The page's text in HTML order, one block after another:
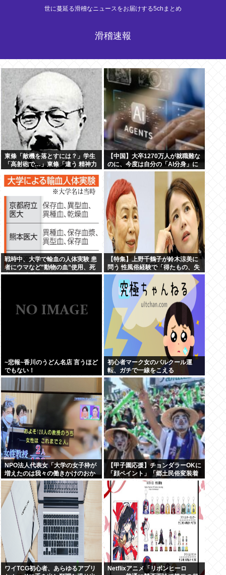
世に蔓延る滑稽なニュースをお届けする5chまとめ
滑稽速報
東條「敵機を落とすには？」学生
「高射砲で…」東條「違う 精神力
【中国】大卒1270万人が就職難な
のに、今度は自分の「AI分身」に
仕事を奪われる…中国で始まった
「人間蒸留」という絶望
戦時中、大学で輸血の人体実験 患
者にウマなど”動物の血”使用、死
亡例も 当時の論文を確認
【特集】上野千鶴子が鈴木涼美に
問う 性風俗経験で「得たもの、失
ったもの」
~悲報~香川のうどん名店 言うほど
でもない！
初心者マーク女のパルクール運
転、ガチで一線をこえる
NPO法人代表女「大学の女子枠が
増えたのは我々の働きかけのおか
げです！」 女子枠提言の張本人が
見つかる
【甲子園応援】チョンダラーOKに
「顔ペイント」「郷土民俗変装着
等」禁止事項から削除 2025年は
注意され決勝戦で取りやめに
ワイTCG初心者、あらゆるアプリ
Netflixアニメ「リボンヒーロ